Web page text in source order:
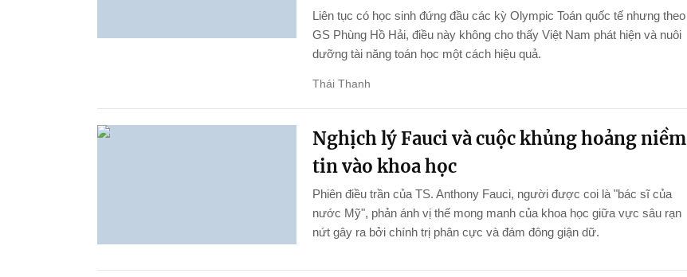
Liên tục có học sinh đứng đầu các kỳ Olympic Toán quốc tế nhưng theo
GS Phùng Hồ Hải, điều này không cho thấy Việt Nam phát hiện và nuôi
dưỡng tài năng toán học một cách hiệu quả.
Thái Thanh
Nghịch lý Fauci và cuộc khủng hoảng niềm
tin vào khoa học
Phiên điều trần của TS. Anthony Fauci, người được coi là "bác sĩ của
nước Mỹ", phản ánh vị thế mong manh của khoa học giữa vực sâu rạn
nứt gây ra bởi chính trị phân cực và đám đông giận dữ.